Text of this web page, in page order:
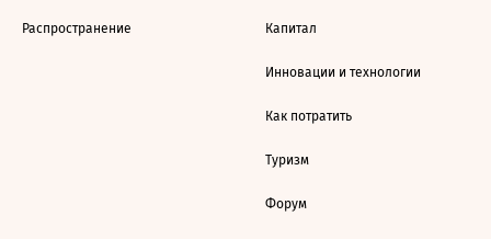
Распространение Капитал
Инновации и технологии
Как потратить
Туризм
Форум